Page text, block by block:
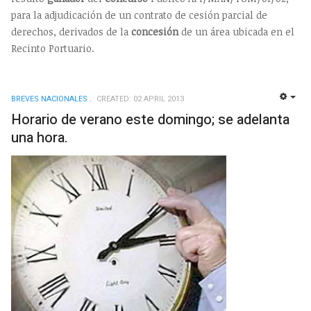
para la adjudicación de un contrato de cesión parcial de
derechos, derivados de la concesiónde un área ubicada en el
Recinto Portuario.
BREVES NACIONALES CREATED: 02 APRIL 2013
Horario de verano este domingo; se adelanta
una hora.